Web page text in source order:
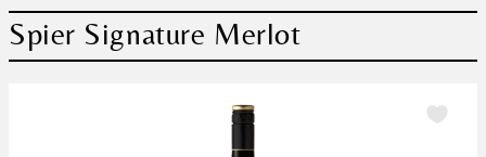
Spier Signature Merlot